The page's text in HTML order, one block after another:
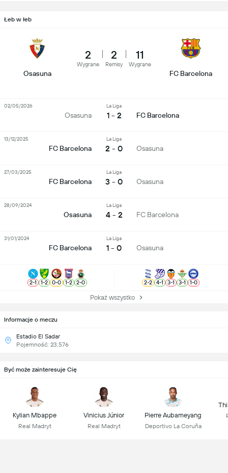
Informacje o meczu
Estadio El Sadar
Pojemność: 23,576
Łeb w łeb
Osasuna
2
Wygrane
2
Remisy
11
Wygrane
FC Barcelona
Osasuna
La Liga
1 - 2 FC Barcelona
02/05/2026
FC Barcelona
La Liga
2 - 0 Osasuna
13/12/2025
FC Barcelona
La Liga
3 - 0 Osasuna
27/03/2025
Osasuna
La Liga
4 - 2 FC Barcelona
28/09/2024
FC Barcelona
La Liga
1 - 0 Osasuna
31/01/2024
2-1 1-2 0-0 1-2 2-0 2-2 4-1 3-1 3-1 1-0
Pokaż wszystko
Być może zainteresuje Cię
Kylian Mbappe
Real Madryt
Vinicius Júnior
Real Madryt
Pierre Aubameyang
Deportivo La Coruña